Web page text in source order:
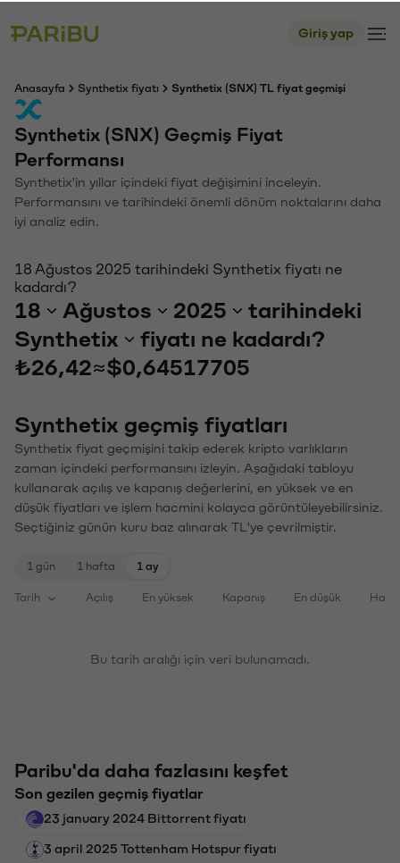
Giriş yap
Anasayfa Synthetix fiyatı Synthetix (SNX) TL fiyat geçmişi
Synthetix (SNX) Geçmiş Fiyat
Performansı
Synthetix'in yıllar içindeki fiyat değişimini inceleyin.
Performansını ve tarihindeki önemli dönüm noktalarını daha
iyi analiz edin.
18 Ağustos 2025 tarihindeki Synthetix fiyatı ne
kadardı?
18 Ağustos 2025
tarihindeki
Synthetix
fiyatı ne kadardı?
₺26,42≈$0,64517705
Synthetix geçmiş fiyatları
Synthetix fiyat geçmişini takip ederek kripto varlıkların
zaman içindeki performansını izleyin. Aşağıdaki tabloyu
kullanarak açılış ve kapanış değerlerini, en yüksek ve en
düşük fiyatları ve işlem hacmini kolayca görüntüleyebilirsiniz.
Seçtiğiniz günün kuru baz alınarak TL'ye çevrilmiştir.
1 gün 1 hafta 1 ay
Tarih Açılış En yüksek Kapanış En düşük
Bu tarih aralığı için veri bulunamadı.
Paribu'da daha fazlasını keşfet
Son gezilen geçmiş fiyatlar
23 january 2024 Bittorrent fiyatı
3 april 2025 Tottenham Hotspur fiyatı